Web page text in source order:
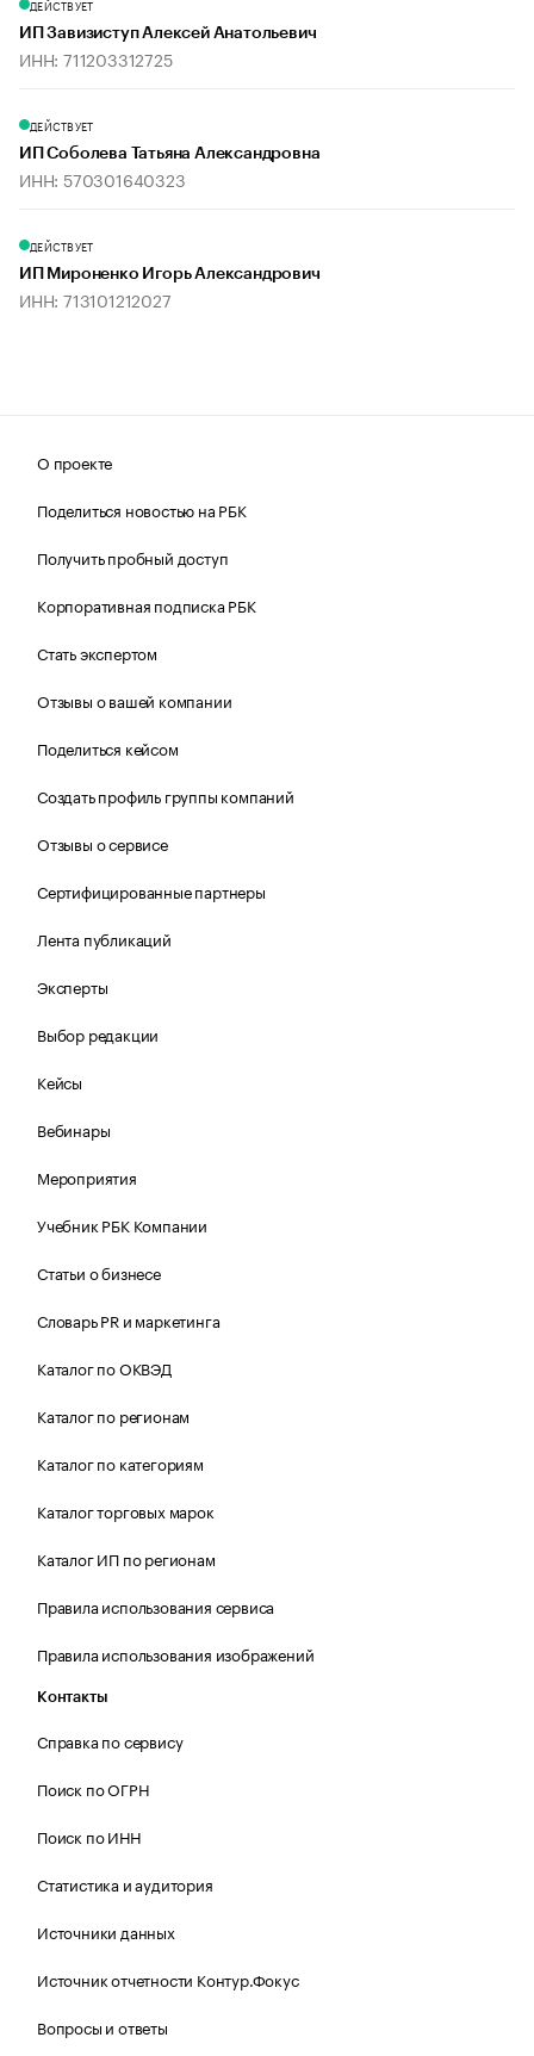
ДЕЙСТВУЕТ
ИП Завизиступ Алексей Анатольевич
ИНН: 711203312725
ДЕЙСТВУЕТ
ИП Соболева Татьяна Александровна
ИНН: 570301640323
ДЕЙСТВУЕТ
ИП Мироненко Игорь Александрович
ИНН: 713101212027
О проекте
Поделиться новостью на РБК
Получить пробный доступ
Корпоративная подписка РБК
Стать экспертом
Отзывы о вашей компании
Поделиться кейсом
Создать профиль группы компаний
Отзывы о сервисе
Сертифицированные партнеры
Лента публикаций
Эксперты
Выбор редакции
Кейсы
Вебинары
Мероприятия
Учебник РБК Компании
Статьи о бизнесе
Словарь PR и маркетинга
Каталог по ОКВЭД
Каталог по регионам
Каталог по категориям
Каталог торговых марок
Каталог ИП по регионам
Правила использования сервиса
Правила использования изображений
Контакты
Справка по сервису
Поиск по ОГРН
Поиск по ИНН
Статистика и аудитория
Источники данных
Источник отчетности Контур.Фокус
Вопросы и ответы